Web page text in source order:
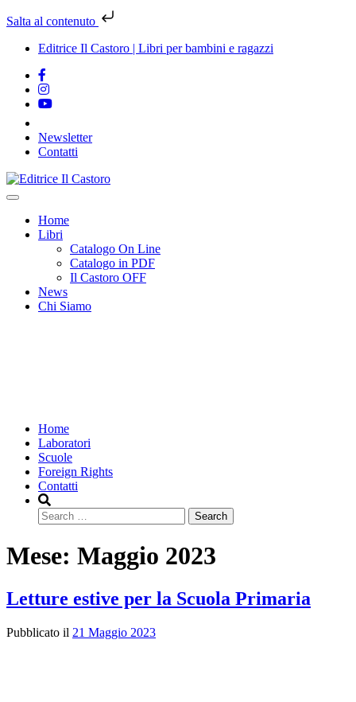
Salta al contenuto
Editrice Il Castoro | Libri per bambini e ragazzi
Newsletter
Contatti
Vai
al
Home
Libri
Catalogo On Line
Catalogo in PDF
Il Castoro OFF
News
Chi Siamo
Home
Laboratori
Scuole
Foreign Rights
Contatti
Search
Mese: Maggio 2023
Letture estive per la Scuola Primaria
Pubblicato il 21 Maggio 2023